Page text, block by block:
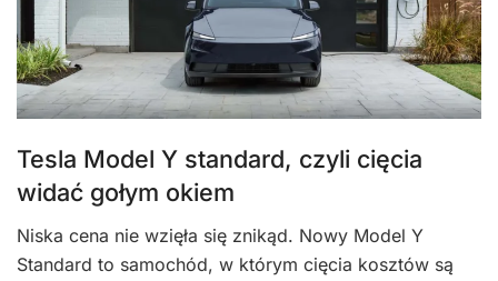
Tesla Model Y standard, czyli cięcia
widać gołym okiem
Niska cena nie wzięła się znikąd. Nowy Model Y
Standard to samochód, w którym cięcia kosztów są